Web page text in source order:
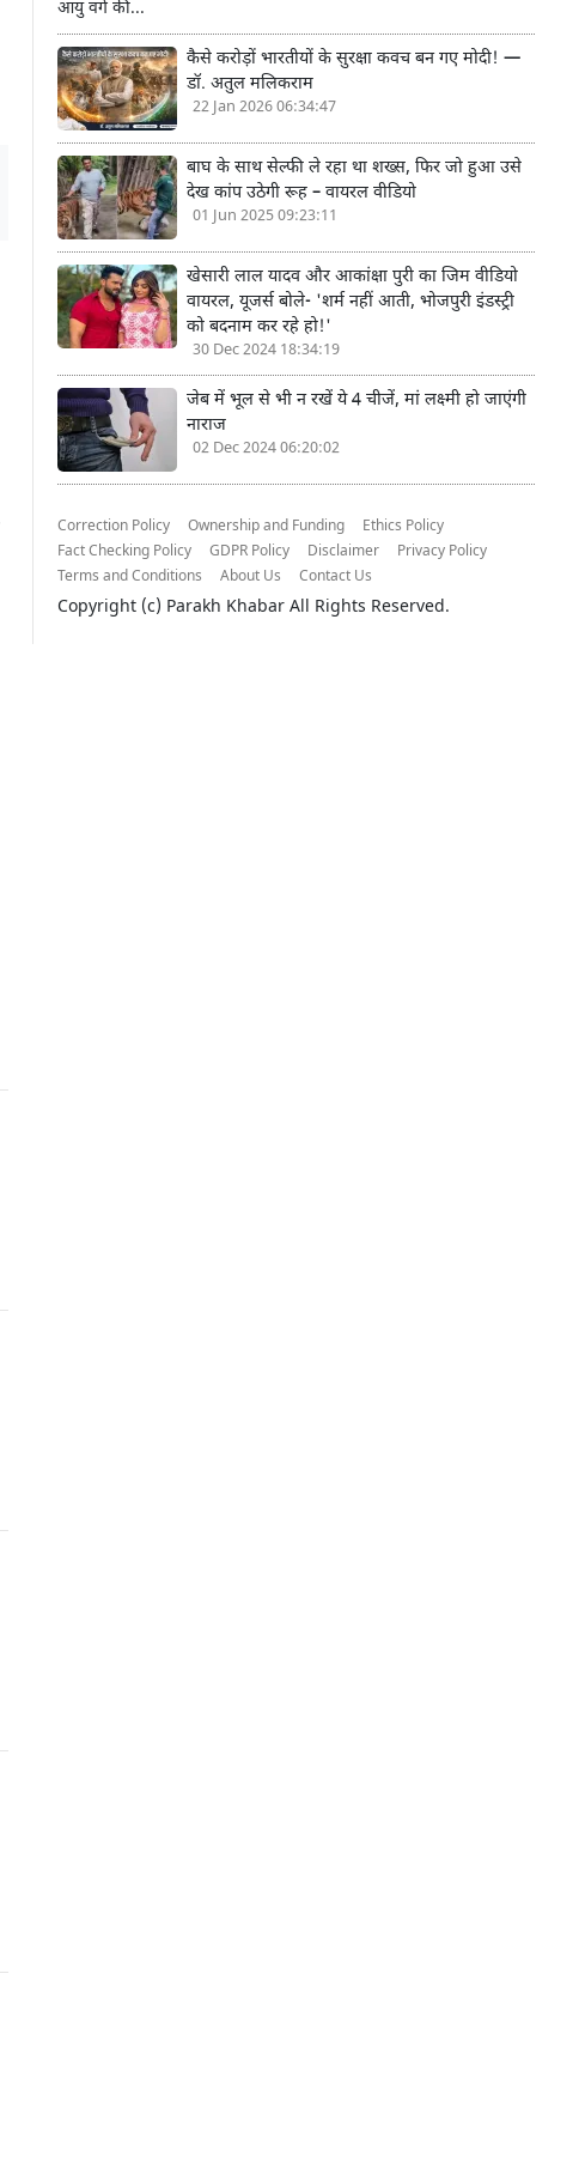
आयु वर्ग की...
कैसे करोड़ों भारतीयों के सुरक्षा कवच बन गए मोदी! —
डॉ. अतुल मलिकराम
22 Jan 2026 06:34:47
बाघ के साथ सेल्फी ले रहा था शख्स, फिर जो हुआ उसे
देख कांप उठेगी रूह – वायरल वीडियो
01 Jun 2025 09:23:11
खेसारी लाल यादव और आकांक्षा पुरी का जिम वीडियो
वायरल, यूजर्स बोले- 'शर्म नहीं आती, भोजपुरी इंडस्ट्री
को बदनाम कर रहे हो!'
30 Dec 2024 18:34:19
जेब में भूल से भी न रखें ये 4 चीजें, मां लक्ष्मी हो जाएंगी
नाराज
02 Dec 2024 06:20:02
Correction Policy Ownership and Funding
Ethics Policy
Fact Checking Policy
GDPR Policy Disclaimer
Privacy Policy
Terms and Conditions
About Us Contact Us
Copyright (c) Parakh Khabar All Rights Reserved.